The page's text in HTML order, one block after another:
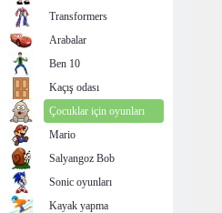
Transformers
Arabalar
Ben 10
Kaçış odası
Çocuklar için oyunları
Mario
Salyangoz Bob
Sonic oyunları
Kayak yapma